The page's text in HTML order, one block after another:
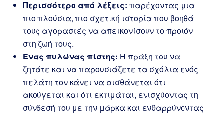
Περισσότερο από λέξεις: παρέχοντας μια
πιο πλούσια, πιο σχετική ιστορία που βοηθά
τους αγοραστές να απεικονίσουν το προϊόν
στη ζωή τους.
Ένας πυλώνας πίστης: Η πράξη του να
ζητάτε και να παρουσιάζετε τα σχόλια ενός
πελάτη τον κάνει να αισθάνεται ότι
ακούγεται και ότι εκτιμάται, ενισχύοντας τη
σύνδεσή του με την μάρκα και ενθαρρύνοντας